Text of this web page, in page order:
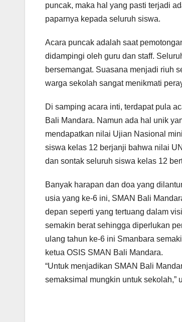
puncak, maka hal yang pasti terjadi
paparnya kepada seluruh siswa.
Acara puncak adalah saat
didampingi oleh guru dan staff.
bersemangat. Suasana menjadi riuh
warga sekolah sangat menikmati
Di samping acara inti, terdapat pula
Bali Mandara. Namun ada hal unik
mendapatkan nilai Ujian Nasional
siswa kelas 12 berjanji bahwa nilai
dan sontak seluruh siswa kelas 12
Banyak harapan dan doa yang
usia yang ke-6 ini, SMAN Bali
depan seperti yang tertuang dalam
semakin berat sehingga diperlukan
ulang tahun ke-6 ini Smanbara
ketua OSIS SMAN Bali Mandara.
“Untuk menjadikan SMAN Bali
semaksimal mungkin untuk